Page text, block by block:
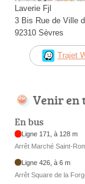
Laverie Fjl
3 Bis Rue de Ville
92310 Sèvres
Trajet
Venir en
En bus
Ligne 171, à 128 m
Arrêt Marché Saint-
Ligne 426, à 6 m
Arrêt Square de la